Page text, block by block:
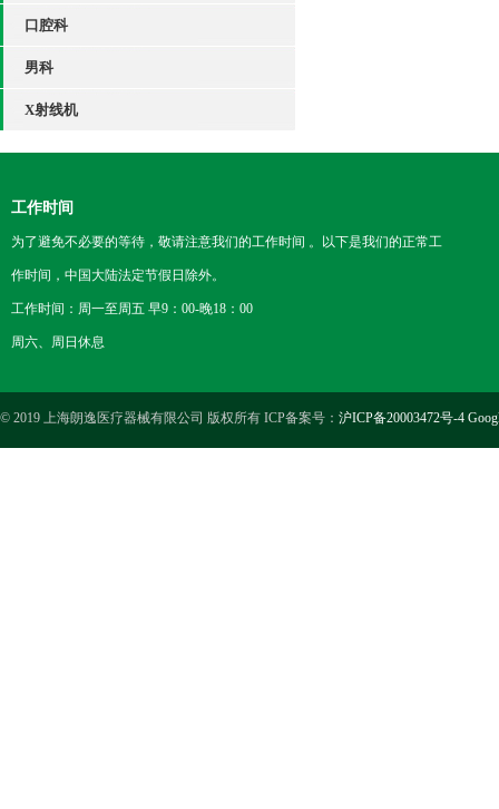
口腔科
男科
X射线机
工作时间
为了避免不必要的等待，敬请注意我们的工作时间 。以下是我们的正常工
作时间，中国大陆法定节假日除外。
工作时间：周一至周五 早9：00-晚18：00
周六、周日休息
© 2019 上海朗逸医疗器械有限公司 版权所有 ICP备案号： 沪ICP备20003472号-4